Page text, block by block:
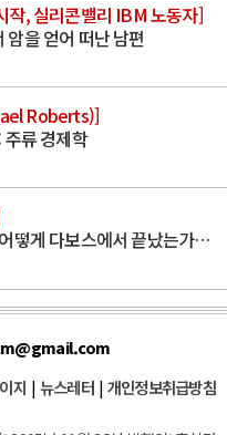
작, 실리콘밸리 IBM 노동자]
을 얻어 떠난 남편
Roberts)]
류 경제학
떻게 다보스에서 끝났는가…
지 | 뉴스레터| 개인정보취급방침